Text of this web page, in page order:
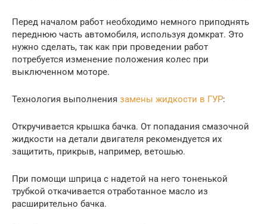
Перед началом работ необходимо немного приподнять
переднюю часть автомобиля, используя домкрат. Это
нужно сделать, так как при проведении работ
потребуется изменение положения колес при
выключенном моторе.
Технология выполнения замены жидкости в ГУР:
Откручивается крышка бачка. От попадания смазочной
жидкости на детали двигателя рекомендуется их
защитить, прикрыв, например, ветошью.
При помощи шприца с надетой на него тоненькой
трубкой откачивается отработанное масло из
расширительно бачка.